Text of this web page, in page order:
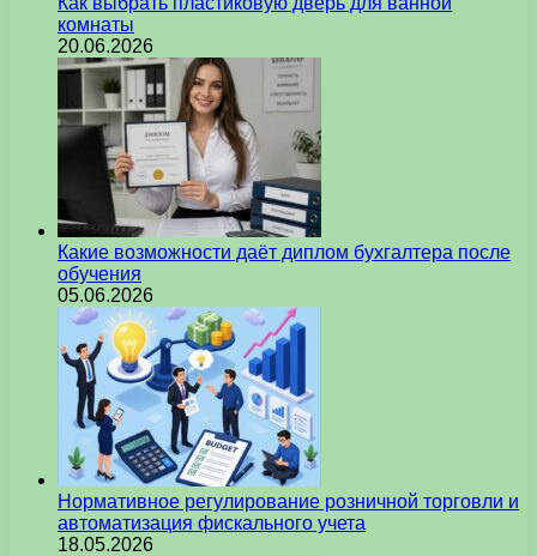
комнаты
20.06.2026
Какие возможности даёт диплом бухгалтера после
обучения
05.06.2026
Нормативное регулирование розничной торговли и
автоматизация фискального учета
18.05.2026